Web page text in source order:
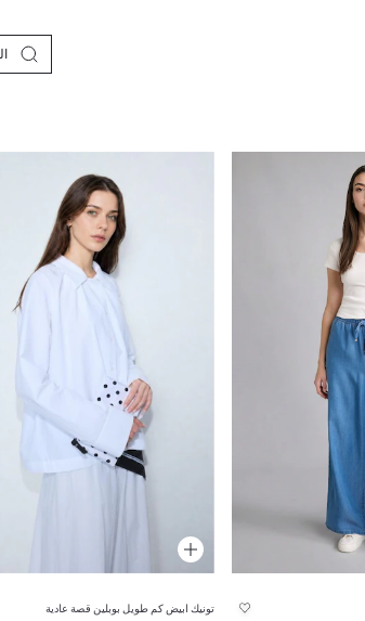
تونيك ابيض كم طويل بوبلين قصة عادية